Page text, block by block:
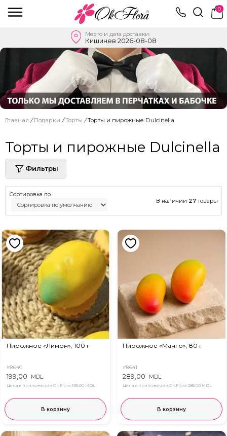
0
Место и дата доставки:
Кишинев 2026-08-08
Главная / Подарки / Торты / Торты и пирожные Dulcinella
Торты и пирожные Dulcinella
Фильтры
Сортировка по
В наличии 27 товары
Пирожное «Лимон», 100 г
#8640
199,00 MDL
Цена в приложении Ok Flora 195,00 MDL
В корзину
Пирожное «Манго», 80 г
#8641
289,00 MDL
Цена в приложении Ok Flora 285,00 MDL
В корзину